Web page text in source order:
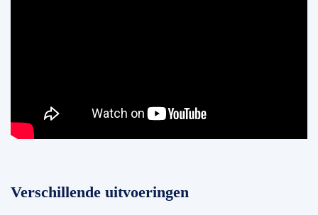
Verschillende uitvoeringen